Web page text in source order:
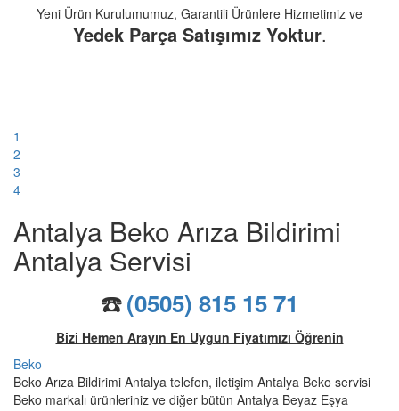
Yeni Ürün Kurulumumuz, Garantili Ürünlere Hizmetimiz ve
Yedek Parça Satışımız Yoktur.
1
2
3
4
Antalya Beko Arıza Bildirimi
Antalya Servisi
☎️(0505) 815 15 71
Bizi Hemen Arayın En Uygun Fiyatımızı Öğrenin
Beko
Beko Arıza Bildirimi Antalya telefon, iletişim Antalya Beko servisi
Beko markalı ürünleriniz ve diğer bütün Antalya Beyaz Eşya